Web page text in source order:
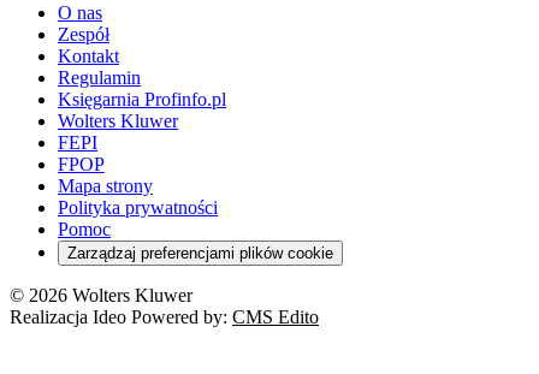
O nas
Zespół
Kontakt
Regulamin
Księgarnia Profinfo.pl
Wolters Kluwer
FEPI
FPOP
Mapa strony
Polityka prywatności
Pomoc
Zarządzaj preferencjami plików cookie
© 2026 Wolters Kluwer
Realizacja Ideo Powered by: CMS Edito